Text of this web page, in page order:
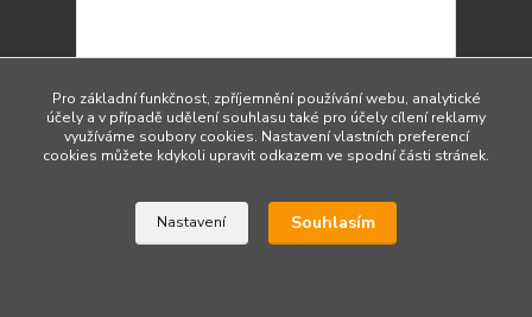
Pro základní funkčnost, zpříjemnění používání webu, analytické
účely a v případě udělení souhlasu také pro účely cílení reklamy
využíváme soubory cookies. Nastavení vlastních preferencí
cookies můžete kdykoli upravit odkazem ve spodní části stránek.
Nastavení Souhlasím